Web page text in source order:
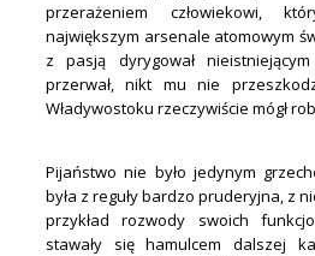
przerażeniem człowiekowi,
największym arsenale atomowym
z pasją dyrygował
przerwał, nikt mu nie
Władywostoku rzeczywiście mógł
Pijaństwo nie było jedynym
była z reguły bardzo pruderyjna, z
przykład rozwody swoich
stawały się hamulcem dalszej